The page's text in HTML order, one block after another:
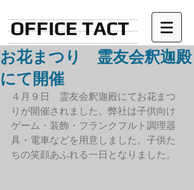
OFFICE TACT
お花まつり 霊友会釈迦殿
にて開催
４月９日　霊友会釈迦殿にてお花まつ
りが開催されました。弊社は子供向け
ゲーム・装飾・フランクフルト調理器
具・電車などを用意しました。子供た
ちの笑顔あふれる一日となりました。